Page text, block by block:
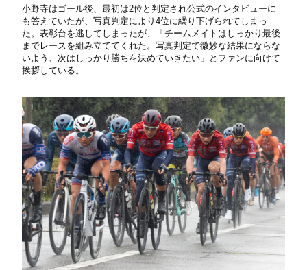
小野寺はゴール後、最初は2位と判定され公式のインタビューに
も答えていたが、写真判定により4位に繰り下げられてしまっ
た。表彰台を逃してしまったが、「チームメイトはしっかり最後
までレースを組み立ててくれた。写真判定で微妙な結果にならな
いよう、次はしっかり勝ちを決めていきたい」とファンに向けて
挨拶している。